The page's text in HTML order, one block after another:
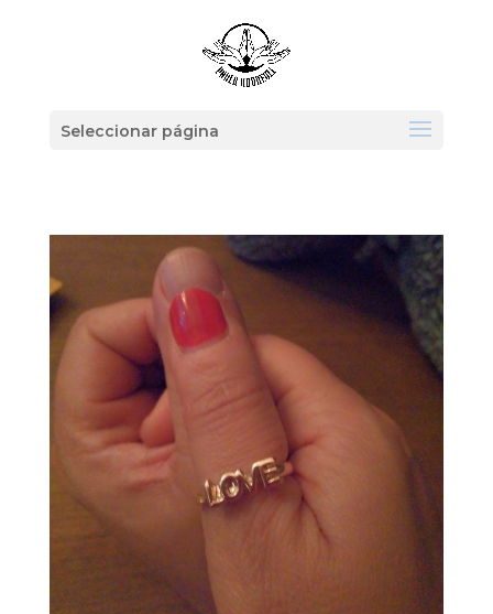
Seleccionar página